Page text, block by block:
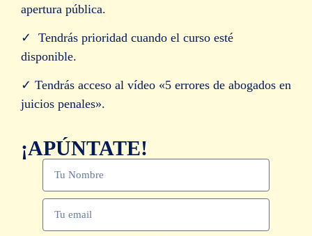
apertura pública.
✓ Tendrás prioridad cuando el curso esté
disponible.
✓ Tendrás acceso al vídeo «5 errores de abogados en
juicios penales».
¡APÚNTATE!